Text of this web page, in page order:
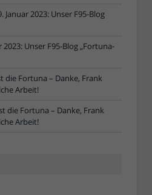
Januar 2023: Unser F95-Blog
2023: Unser F95-Blog „Fortuna-
die Fortuna – Danke, Frank
Arbeit!
die Fortuna – Danke, Frank
Arbeit!